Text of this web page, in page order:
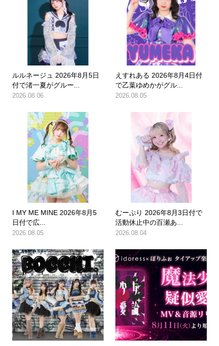
ルルネージュ 2026年8月5日
付で渚一夏がグルー...
2026.08.06
えすれある 2026年8月4日付
で乙葉ゆめかがグル...
2026.08.05
I MY ME MINE 2026年8月5
日付で広...
2026.08.05
むーぷり 2026年8月3日付で
活動休止中の百瀬あ...
2026.08.04